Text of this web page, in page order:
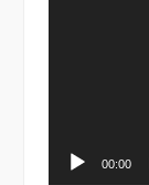
00:00